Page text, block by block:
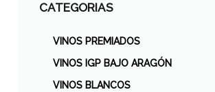
CATEGORIAS
VINOS PREMIADOS
VINOS IGP BAJO ARAGÓN
VINOS BLANCOS